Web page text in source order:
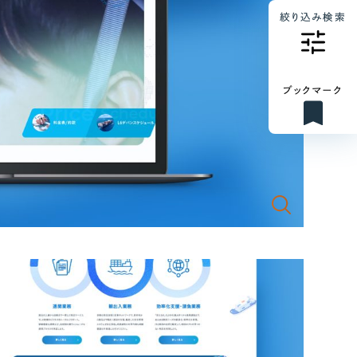
絞り込み検索
ブックマーク